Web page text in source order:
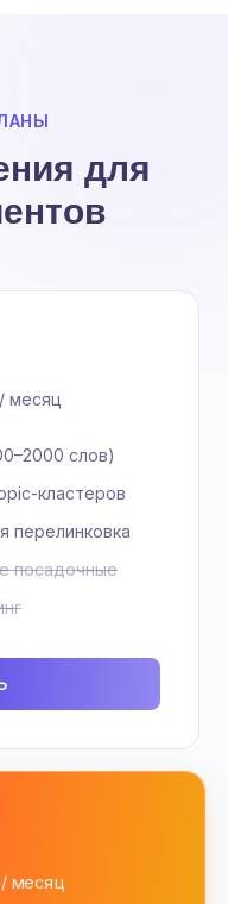
для
/ месяц
слов)
кластеров
перелинковка
посадочные
/ месяц